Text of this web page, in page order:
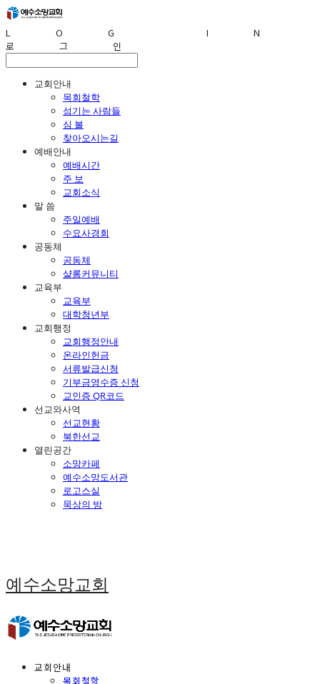
LOG IN
로그인
교회안내
목회철학
섬기는 사람들
심 볼
찾아오시는길
예배안내
예배시간
주 보
교회소식
말 씀
주일예배
수요사경회
공동체
공동체
샬롬커뮤니티
교육부
교육부
대학청년부
교회행정
교회행정안내
온라인헌금
서류발급신청
기부금영수증 신청
교인증 QR코드
선교와사역
선교현황
북한선교
열린공간
소망카페
예수소망도서관
로고스실
묵상의 방
예수소망교회
교회안내
목회철학